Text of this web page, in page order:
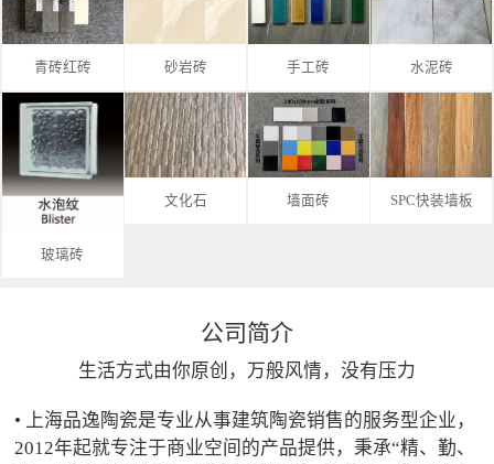
青砖红砖 砂岩砖 手工砖 水泥砖
玻璃砖
文化石 墙面砖 SPC快装墙板
公司简介
生活方式由你原创，万般风情，没有压力
• 上海品逸陶瓷是专业从事建筑陶瓷销售的服务型企业，
2012年起就专注于商业空间的产品提供，秉承“精、勤、